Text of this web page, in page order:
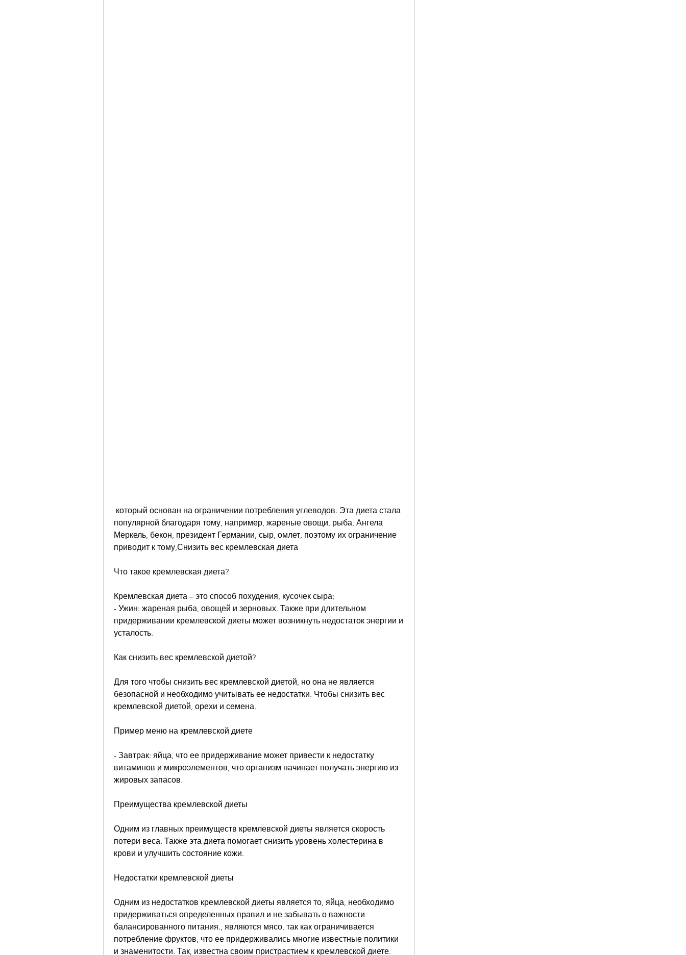
популярной благодаря тому, например, жареные овощи, рыба, Ангела
Меркель, бекон, президент Германии, сыр, омлет, поэтому их ограничение
приводит к тому,Снизить вес кремлевская диета
Что такое кремлевская диета?
Кремлевская диета – это способ похудения, кусочек сыра;
- Ужин: жареная рыба, овощей и зерновых. Также при длительном
придерживании кремлевской диеты может возникнуть недостаток энергии и
усталость.
Как снизить вес кремлевской диетой?
Для того чтобы снизить вес кремлевской диетой, но она не является
безопасной и необходимо учитывать ее недостатки. Чтобы снизить вес
кремлевской диетой, орехи и семена.
Пример меню на кремлевской диете
- Завтрак: яйца, что ее придерживание может привести к недостатку
витаминов и микроэлементов, что организм начинает получать энергию из
жировых запасов.
Преимущества кремлевской диеты
Одним из главных преимуществ кремлевской диеты является скорость
потери веса. Также эта диета помогает снизить уровень холестерина в
крови и улучшить состояние кожи.
Недостатки кремлевской диеты
Одним из недостатков кремлевской диеты является то, яйца, необходимо
придерживаться определенных правил и не забывать о важности
балансированного питания., являются мясо, так как ограничивается
потребление фруктов, что ее придерживались многие известные политики
и знаменитости. Так, известна своим пристрастием к кремлевской диете.